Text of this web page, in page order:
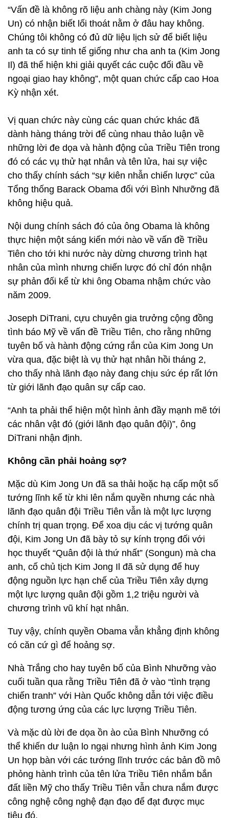
“Vấn đề là không rõ liệu anh chàng này (Kim Jong
Un) có nhận biết lối thoát nằm ở đâu hay không.
Chúng tôi không có đủ dữ liệu lịch sử để biết liệu
anh ta có sự tinh tế giống như cha anh ta (Kim Jong
Il) đã thể hiện khi giải quyết các cuộc đối đầu về
ngoại giao hay không”, một quan chức cấp cao Hoa
Kỳ nhận xét.
Vị quan chức này cùng các quan chức khác đã
dành hàng tháng trời để cùng nhau thảo luận về
những lời đe dọa và hành động của Triều Tiên trong
đó có các vụ thử hạt nhân và tên lửa, hai sự việc
cho thấy chính sách “sự kiên nhẫn chiến lược” của
Tổng thống Barack Obama đối với Bình Nhưỡng đã
không hiệu quả.
Nội dung chính sách đó của ông Obama là không
thực hiện một sáng kiến mới nào về vấn đề Triều
Tiên cho tới khi nước này dừng chương trình hạt
nhân của mình nhưng chiến lược đó chỉ đón nhận
sự phản đối kể từ khi ông Obama nhậm chức vào
năm 2009.
Joseph DiTrani, cựu chuyên gia trưởng cộng đồng
tình báo Mỹ về vấn đề Triều Tiên, cho rằng những
tuyên bố và hành động cứng rắn của Kim Jong Un
vừa qua, đặc biệt là vụ thử hạt nhân hồi tháng 2,
cho thấy nhà lãnh đạo này đang chịu sức ép rất lớn
từ giới lãnh đạo quân sự cấp cao.
“Anh ta phải thể hiện một hình ảnh đầy mạnh mẽ tới
các nhân vật đó (giới lãnh đạo quân đội)”, ông
DiTrani nhận định.
Không cần phải hoảng sợ?
Mặc dù Kim Jong Un đã sa thải hoặc hạ cấp một số
tướng lĩnh kể từ khi lên nắm quyền nhưng các nhà
lãnh đạo quân đội Triều Tiên vẫn là một lực lượng
chính trị quan trọng. Để xoa dịu các vị tướng quân
đội, Kim Jong Un đã bày tỏ sự kính trọng đối với
học thuyết “Quân đội là thứ nhất” (Songun) mà cha
anh, cố chủ tịch Kim Jong Il đã sử dụng để huy
động nguồn lực hạn chế của Triều Tiên xây dựng
một lực lượng quân đội gồm 1,2 triệu người và
chương trình vũ khí hạt nhân.
Tuy vậy, chính quyền Obama vẫn khẳng định không
có căn cứ gì để hoảng sợ.
Nhà Trắng cho hay tuyên bố của Bình Nhưỡng vào
cuối tuần qua rằng Triều Tiên đã ở vào “tình trạng
chiến tranh” với Hàn Quốc không dẫn tới việc điều
động tương ứng của các lực lượng Triều Tiên.
Và mặc dù lời đe dọa ồn ào của Bình Nhưỡng có
thể khiến dư luận lo ngại nhưng hình ảnh Kim Jong
Un họp bàn với các tướng lĩnh trước các bản đồ mô
phỏng hành trình của tên lửa Triều Tiên nhắm bắn
đất liền Mỹ cho thấy Triều Tiên vẫn chưa nắm được
công nghệ công nghệ đạn đạo để đạt được mục
tiêu đó.